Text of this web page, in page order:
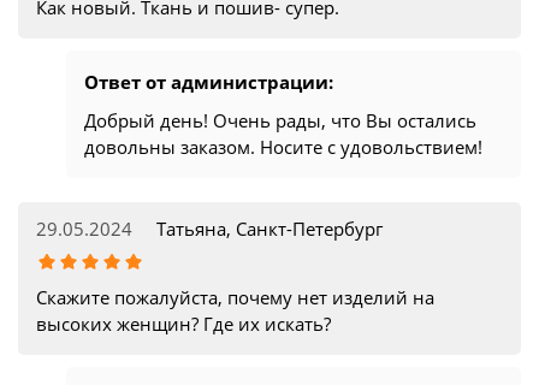
Как новый. Ткань и пошив- супер.
Ответ от администрации:
Добрый день! Очень рады, что Вы остались
довольны заказом. Носите с удовольствием!
29.05.2024 Татьяна, Санкт-Петербург
Скажите пожалуйста, почему нет изделий на
высоких женщин? Где их искать?